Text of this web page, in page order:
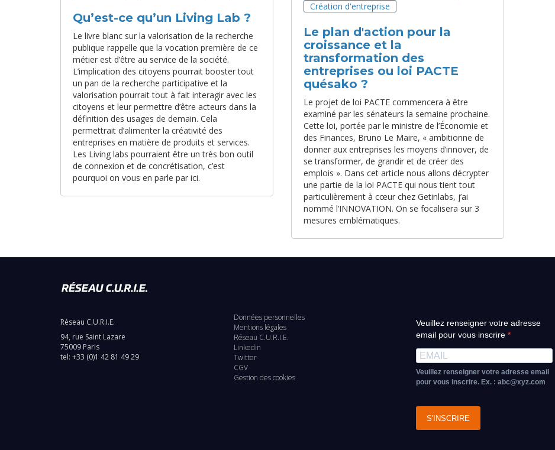
Qu’est-ce qu’un Living Lab ?
Le livre blanc sur la valorisation de la recherche
publique rappelle que la vocation première de ce
métier est d’être au service de la société.
L’implication des citoyens pourrait booster tout
un pan de la recherche participative et la
valorisation pourrait tout à fait interagir avec les
citoyens et leur permettre d’être acteurs dans la
définition des usages de demain. Cela
permettrait d’alimenter la créativité des
entreprises en matière de produits et services.
Les Living labs pourraient être un très bon outil
de connexion et de concrétisation, c’est
pourquoi on vous en parle par ici.
Création d'entreprise
Le plan d'action pour la
croissance et la
transformation des
entreprises ou loi PACTE
quésako ?
Le projet de loi PACTE commencera à être
examiné par les sénateurs la semaine prochaine.
Cette loi, portée par le ministre de l’Économie et
des Finances, Bruno Le Maire, « ambitionne de
donner aux entreprises les moyens d’innover, de
se transformer, de grandir et de créer des
emplois ». Dans cet article nous allons décrypter
une partie de la loi PACTE qui nous tient tout
particulièrement à cœur chez Getinlabs, j’ai
nommé l’INNOVATION. On se focalisera sur 3
mesures emblématiques.
Réseau C.U.R.I.E.
94, rue Saint Lazare
75009 Paris
tel: +33 (0)1 42 81 49 29
Pied
de
page
Données personnelles
Mentions légales
Réseau C.U.R.I.E.
Linkedin
Twitter
CGV
Gestion des cookies
Veuillez renseigner votre adresse
email pour vous inscrire
Veuillez renseigner votre adresse email
pour vous inscrire. Ex. : abc@xyz.com
S'INSCRIRE